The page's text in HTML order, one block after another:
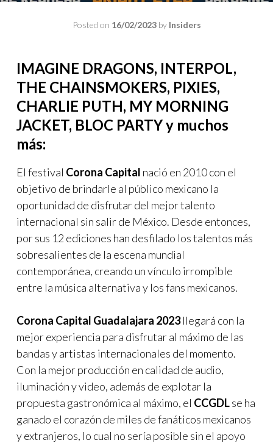
Posted on 16/02/2023by Insiders
IMAGINE DRAGONS, INTERPOL,
THE CHAINSMOKERS, PIXIES,
CHARLIE PUTH, MY MORNING
JACKET, BLOC PARTY y muchos
más:
El festival Corona Capital nació en 2010 con el
objetivo de brindarle al público mexicano la
oportunidad de disfrutar del mejor talento
internacional sin salir de México. Desde entonces,
por sus 12 ediciones han desfilado los talentos más
sobresalientes de la escena mundial
contemporánea, creando un vínculo irrompible
entre la música alternativa y los fans mexicanos.
Corona Capital Guadalajara 2023llegará con la
mejor experiencia para disfrutar al máximo de las
bandas y artistas internacionales del momento.
Con la mejor producción en calidad de audio,
iluminación y video, además de explotar la
propuesta gastronómica al máximo, el CCGDLse ha
ganado el corazón de miles de fanáticos mexicanos
y extranjeros, lo cual no sería posible sin el apoyo